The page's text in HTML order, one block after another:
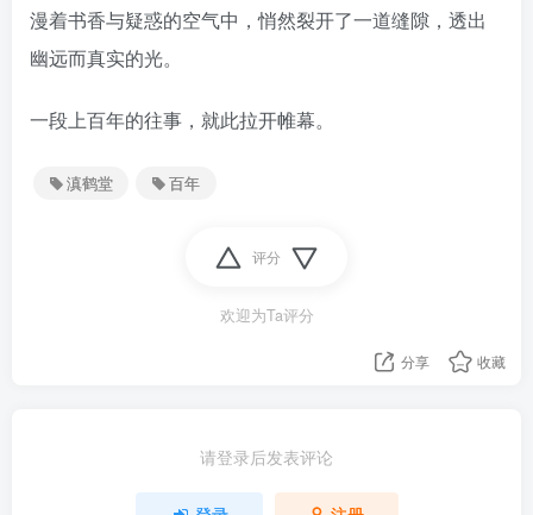
漫着书香与疑惑的空气中，悄然裂开了一道缝隙，透出
幽远而真实的光。
一段上百年的往事，就此拉开帷幕。
滇鹤堂 百年
评分
欢迎为Ta评分
分享 收藏
请登录后发表评论